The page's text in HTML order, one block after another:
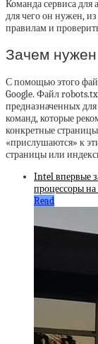
Команда сервиса для
для чего он нужен, из
правилам и
Зачем
С помощью этого
Google. Файл
предназначенных
команд, которые
конкретные
«прислушаются» к
страницы или
Intel впервые
процессоры на
Read